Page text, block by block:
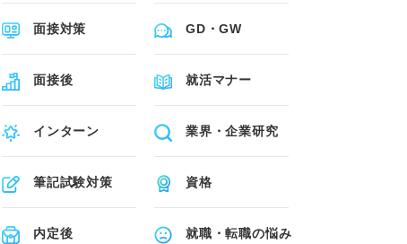
面接対策 GD・GW
面接後 就活マナー
インターン 業界・企業研究
筆記試験対策 資格
内定後 就職・転職の悩み